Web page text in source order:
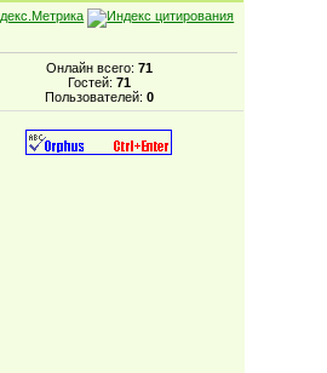
Онлайн всего: 71
Гостей: 71
Пользователей: 0